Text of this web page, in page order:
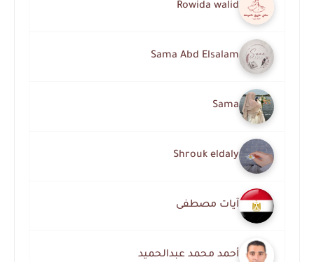
Rowida walid
Sama Abd Elsalam
Sama
Shrouk eldaly
آيات مصطفى
أحمد محمد عبدالحميد